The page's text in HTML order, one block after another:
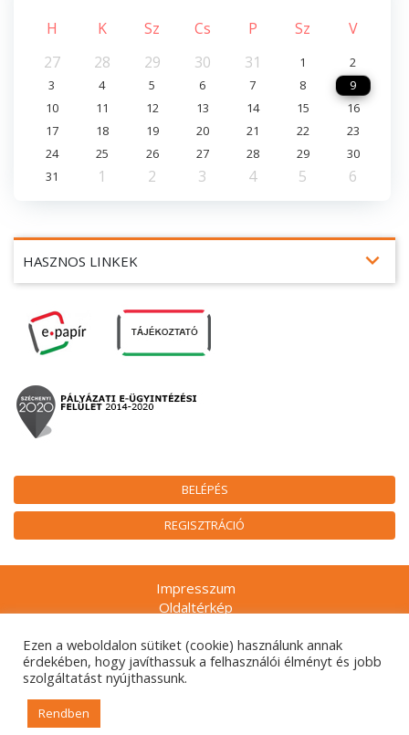
BELÉPÉS
REGISZTRÁCIÓ
HASZNOS LINKEK expand_more
H K Sz Cs P Sz
V
27
28 29 30 31 1
2
3
4 5 6 7 8
9
10
11 12 13 14 15
16
17
18 19 20 21 22
23
24
25 26 27 28 29
30
31
1 2 3 4 5 6
Impresszum
Oldaltérkép
Adatkezelési tájékoztatók
Technikai ajánlás
Gyakran ismételt kérdések
Ezen a weboldalon sütiket (cookie) használunk annak
érdekében, hogy javíthassuk a felhasználói élményt és jobb
szolgáltatást nyújthassunk.
Rendben